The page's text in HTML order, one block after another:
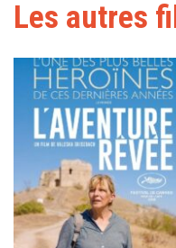
Les autres